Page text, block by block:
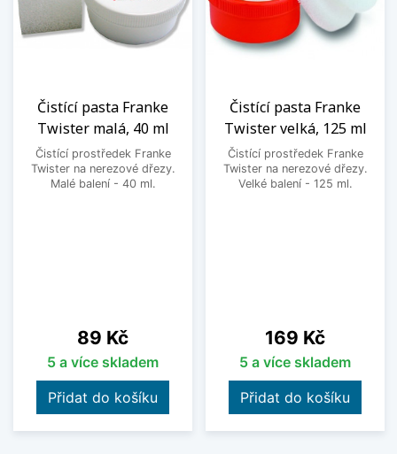
Čistící pasta Franke
Twister malá, 40 ml
Čistící prostředek Franke
Twister na nerezové dřezy.
Malé balení - 40 ml.
Cena
89 Kč
5 a více skladem
Přidat do košíku
Čistící pasta Franke
Twister velká, 125 ml
Čistící prostředek Franke
Twister na nerezové dřezy.
Velké balení - 125 ml.
Cena
169 Kč
5 a více skladem
Přidat do košíku